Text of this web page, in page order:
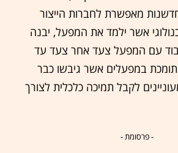
מאפשרת לחברות הייצור
אשר ילמד את המפעל, יבנה
עם המפעל צעד אחר צעד עד
במפעלים אשר גיבשו כבר
לקבל תמיכה כלכלית לצורך
- פרסומת -